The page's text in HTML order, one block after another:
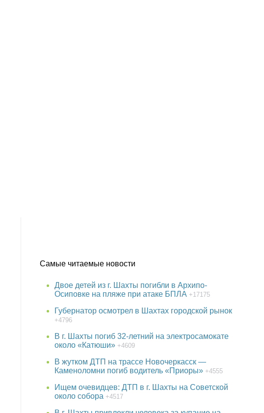
Самые читаемые новости
Двое детей из г. Шахты погибли в Архипо-
Осиповке на пляже при атаке БПЛА +17175
Губернатор осмотрел в Шахтах городской рынок
+4796
В г. Шахты погиб 32-летний на электросамокате
около «Катюши» +4609
В жутком ДТП на трассе Новочеркасск —
Каменоломни погиб водитель «Приоры» +4555
Ищем очевидцев: ДТП в г. Шахты на Советской
около собора +4517